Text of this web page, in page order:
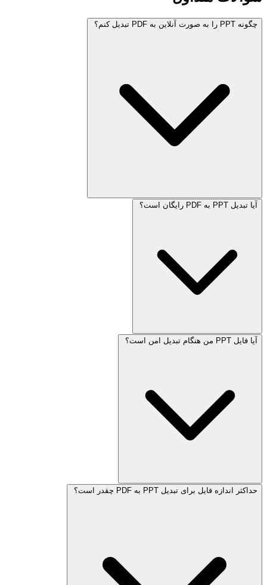
چگونه PPT را به صورت آنلاین به PDF تبدیل کنم؟
آیا تبدیل PPT به PDF رایگان است؟
آیا فایل PPT من هنگام تبدیل امن است؟
حداکثر اندازه فایل برای تبدیل PPT به PDF چقدر است؟